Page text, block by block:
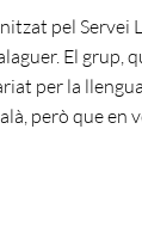
pel Servei
El grup,
per la
però que en